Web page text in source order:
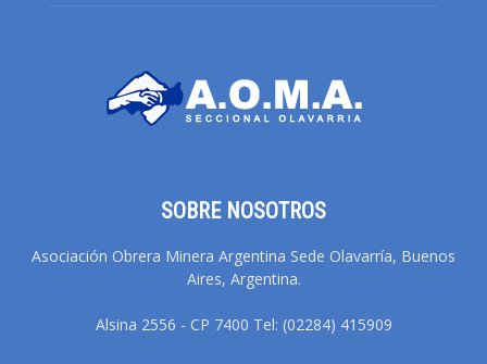
SOBRE NOSOTROS
Asociación Obrera Minera Argentina Sede Olavarría, Buenos
Aires, Argentina.
Alsina 2556 - CP 7400 Tel: (02284) 415909